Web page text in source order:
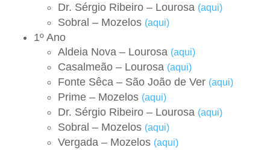
Dr. Sérgio Ribeiro – Lourosa (aqui)
Sobral – Mozelos (aqui)
1º Ano
Aldeia Nova – Lourosa (aqui)
Casalmeão – Lourosa (aqui)
Fonte Sêca – São João de Ver (aqui)
Prime – Mozelos (aqui)
Dr. Sérgio Ribeiro – Lourosa (aqui)
Sobral – Mozelos (aqui)
Vergada – Mozelos (aqui)